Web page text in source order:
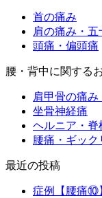
首の痛み
肩の痛み・五
頭痛・偏頭痛
腰・背中に関する
肩甲骨の痛み
坐骨神経痛
ヘルニア・脊
腰痛・ギック
最近の投稿
症例【腰痛⑩